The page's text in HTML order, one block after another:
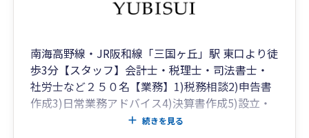
事務所概要・行動指針
ワークを重視し、組織全体でお客様満足度を高め
ます 。
ビジョン: 「More helpful（もっと役に立つ）」を
掲げ、相談に対して必ず何らかの答えが出せる組
織であり続けます 。
南海高野線・JR阪和線「三国ヶ丘」駅 東口より徒
歩3分【スタッフ】会計士・税理士・司法書士・
社労士など２５０名【業務】1)税務相談2)申告書
作成3)日常業務アドバイス4)決算書作成5)設立・
開業のアドバイス6)相続対策・不動産活用・保険
続きを見る